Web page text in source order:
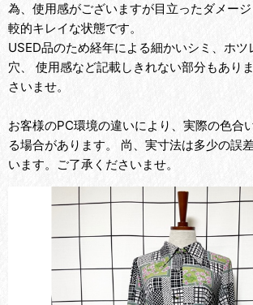
為、使用感がございますが目立ったダメー
較的キレイな状態です。
USED品のため経年による細かいシミ、ホ
穴、 使用感など記載しきれない部分もあり
さいませ。
お客様のPC環境の違いにより、実際の色合
る場合があります。 尚、実寸法は多少の誤
います。ご了承くださいませ。